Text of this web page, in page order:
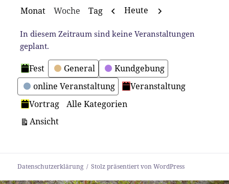
Monat Woche Tag Zurück
Heute Weiter
In diesem Zeitraum sind keine Veranstaltungen
geplant.
Kategorien
Fest General
Kundgebung
online Veranstaltung
Veranstaltung
Vortrag
Alle Kategorien
Ansichtausdrucken
Datenschutzerklärung Stolz präsentiert von WordPress